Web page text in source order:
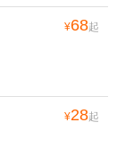
¥68起
¥28起